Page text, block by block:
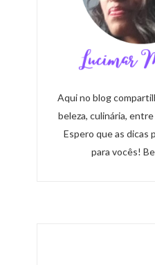
Aqui no blog
beleza, culinária,
Espero que as dicas
para vocês!